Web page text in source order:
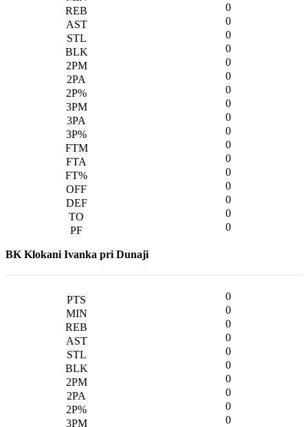
0
0
0
0
0
0
0
0
0
0
0
0
0
0
0
0
0
BK Klokani Ivanka pri Dunaji
0
0
0
0
0
0
0
0
0
0